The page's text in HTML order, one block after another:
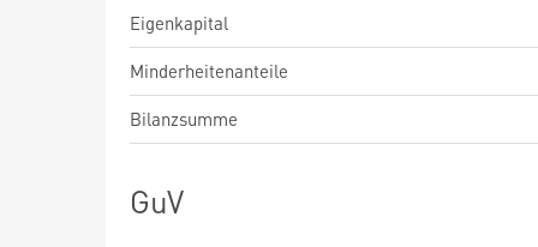
Eigenkapital
Minderheitenanteile
Bilanzsumme
GuV